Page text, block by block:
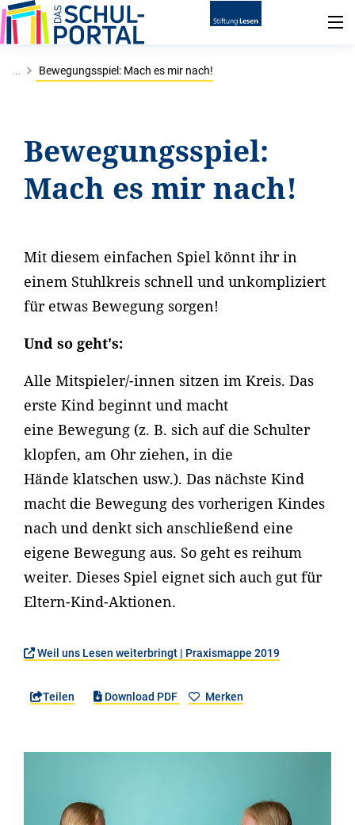
... Bewegungsspiel: Mach es mir nach!
Bewegungsspiel:
Mach es mir nach!
Mit diesem einfachen Spiel könnt ihr in
einem Stuhlkreis schnell und unkompliziert
für etwas Bewegung sorgen!
Und so geht's:
Alle Mitspieler/-innen sitzen im Kreis. Das
erste Kind beginnt und macht
eine Bewegung (z. B. sich auf die Schulter
klopfen, am Ohr ziehen, in die
Hände klatschen usw.). Das nächste Kind
macht die Bewegung des vorherigen Kindes
nach und denkt sich anschließend eine
eigene Bewegung aus. So geht es reihum
weiter. Dieses Spiel eignet sich auch gut für
Eltern-Kind-Aktionen.
Weil uns Lesen weiterbringt | Praxismappe 2019
Teilen Download PDF Merken